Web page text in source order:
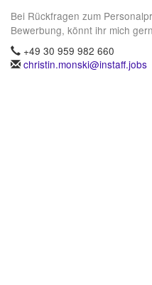
Bei Rückfragen zum
Bewerbung, könnt ihr mich
+49 30 959 982 660
christin.monski@instaff.jobs